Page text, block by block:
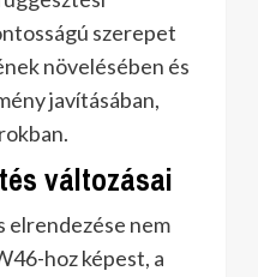
szerepet
növelésében és
javításában,
változásai
elrendezése nem
hoz képest, a